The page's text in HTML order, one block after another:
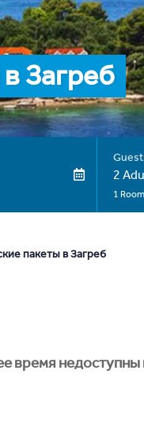
Загреб
2
1 Room
пакеты в Загреб
время